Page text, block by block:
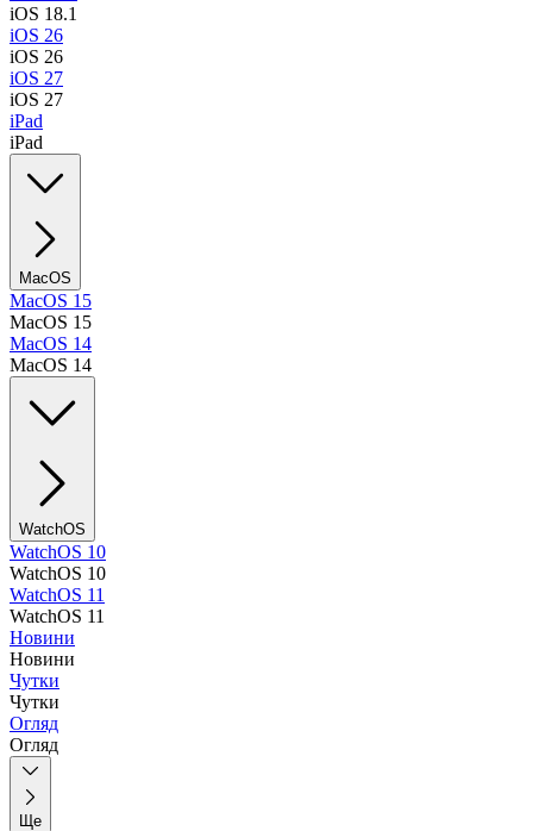
iOS 18.1
iOS 26
iOS 26
iOS 27
iOS 27
iPad
iPad
MacOS
MacOS 15
MacOS 15
MacOS 14
MacOS 14
WatchOS
WatchOS 10
WatchOS 10
WatchOS 11
WatchOS 11
Новини
Новини
Чутки
Чутки
Огляд
Огляд
Ще